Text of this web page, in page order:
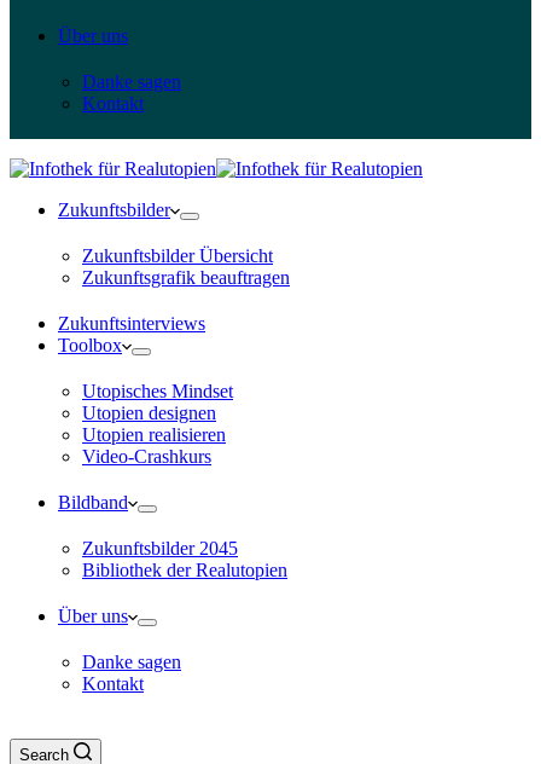
Über uns
Danke sagen
Kontakt
Zukunftsbilder
Zukunftsbilder Übersicht
Zukunftsgrafik beauftragen
Zukunftsinterviews
Toolbox
Utopisches Mindset
Utopien designen
Utopien realisieren
Video-Crashkurs
Bildband
Zukunftsbilder 2045
Bibliothek der Realutopien
Über uns
Danke sagen
Kontakt
Search